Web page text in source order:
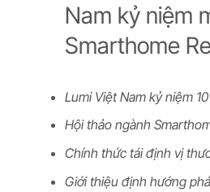
Nam kỷ niệm
Smarthome
Lumi Việt Nam kỷ niệm
Hội thảo ngành
Chính thức tái định vị
Giới thiệu định hướng